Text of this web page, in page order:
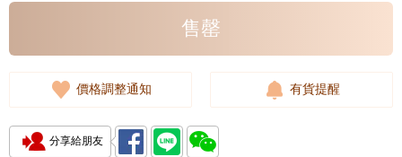
售罄
價格調整通知 有貨提醒
分享給朋友